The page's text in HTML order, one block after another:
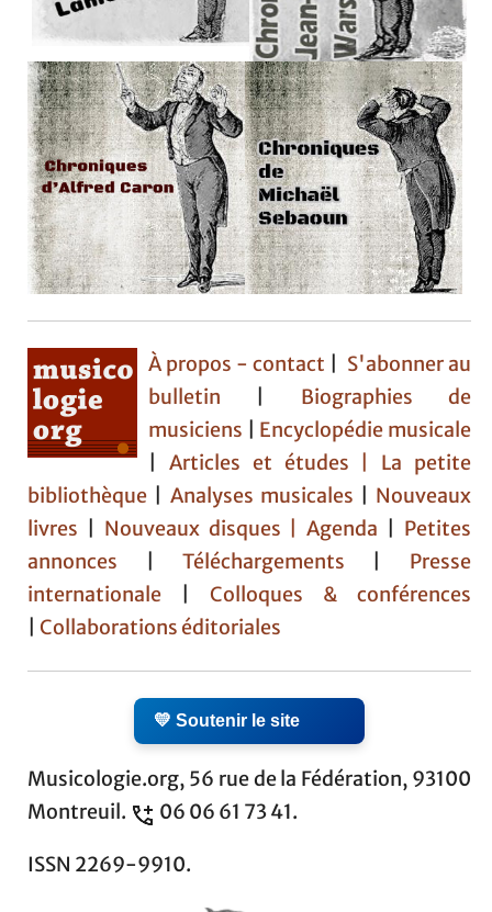
À propos - contact
S'abonner au
bulletin
Biographies de
musiciens
Encyclopédie musicale
|Articles et études | La petite
bibliothèque
Analyses musicales
Nouveaux
livres
Nouveaux disques |Agenda
Petites
annonces
Téléchargements
Presse
internationale
Colloques & conférences
Collaborations éditoriales
💛 Soutenir le site
Musicologie.org, 56 rue de la Fédération, 93100
Montreuil.
06 06 61 73 41.
ISSN 2269-9910.